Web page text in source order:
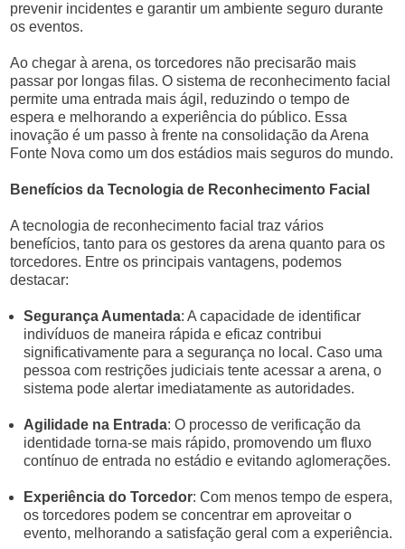
prevenir incidentes e garantir um ambiente seguro durante
os eventos.
Ao chegar à arena, os torcedores não precisarão mais
passar por longas filas. O sistema de reconhecimento facial
permite uma entrada mais ágil, reduzindo o tempo de
espera e melhorando a experiência do público. Essa
inovação é um passo à frente na consolidação da Arena
Fonte Nova como um dos estádios mais seguros do mundo.
Benefícios da Tecnologia de Reconhecimento Facial
A tecnologia de reconhecimento facial traz vários
benefícios, tanto para os gestores da arena quanto para os
torcedores. Entre os principais vantagens, podemos
destacar:
Segurança Aumentada: A capacidade de identificar
indivíduos de maneira rápida e eficaz contribui
significativamente para a segurança no local. Caso uma
pessoa com restrições judiciais tente acessar a arena, o
sistema pode alertar imediatamente as autoridades.
Agilidade na Entrada: O processo de verificação da
identidade torna-se mais rápido, promovendo um fluxo
contínuo de entrada no estádio e evitando aglomerações.
Experiência do Torcedor: Com menos tempo de espera,
os torcedores podem se concentrar em aproveitar o
evento, melhorando a satisfação geral com a experiência.